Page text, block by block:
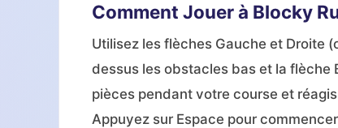
Comment Jouer à Blocky
Utilisez les flèches Gauche et Droite
dessus les obstacles bas et la flèche
pièces pendant votre course et
Appuyez sur Espace pour